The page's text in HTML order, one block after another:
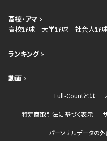
高校・アマ
高校野球
大学野球 社会人野
ランキング
動画
Full-Countとは
特定商取引法に基づく表示
パーソナルデータの